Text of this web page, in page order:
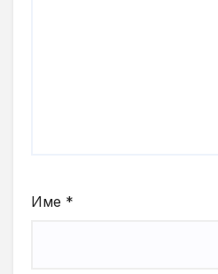
Име *